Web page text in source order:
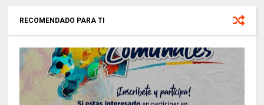
RECOMENDADO PARA TI